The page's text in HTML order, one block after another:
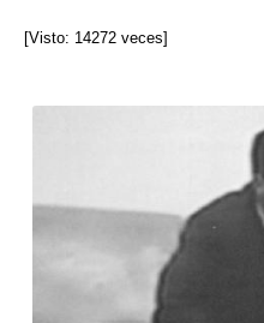
[Visto: 14272 veces]